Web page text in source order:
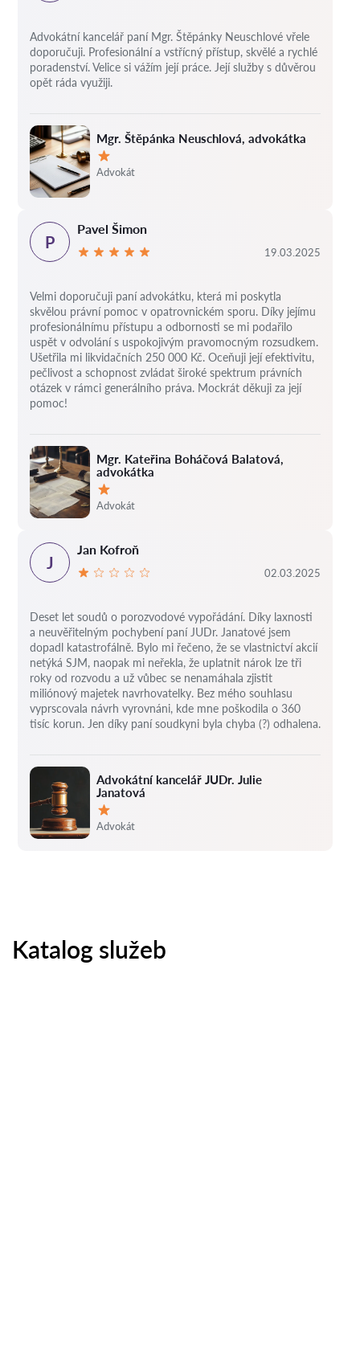
Mgr. Štěpánka Neuschlová, advokátka
Hodnocení:
Advokát
Advokátní kancelář paní Mgr. Štěpánky Neuschlové vřele
doporučuji. Profesionální a vstřícný přístup, skvělé a rychlé
poradenství. Velice si vážím její práce. Její služby s důvěrou
opět ráda využiji.
Mgr. Kateřina Boháčová Balatová,
advokátka
Hodnocení:
Advokát
P
Pavel Šimon
19.03.2025
Velmi doporučuji paní advokátku, která mi poskytla
skvělou právní pomoc v opatrovnickém sporu. Díky jejímu
profesionálnímu přístupu a odbornosti se mi podařilo
uspět v odvolání s uspokojivým pravomocným rozsudkem.
Ušetřila mi likvidačních 250 000 Kč. Oceňuji její efektivitu,
pečlivost a schopnost zvládat široké spektrum právních
otázek v rámci generálního práva. Mockrát děkuji za její
pomoc!
Advokátní kancelář JUDr. Julie
Janatová
Hodnocení:
Advokát
J
Jan Kofroň
02.03.2025
Deset let soudů o porozvodové vypořádání. Díky laxnosti
a neuvěřitelným pochybení paní JUDr. Janatové jsem
dopadl katastrofálně. Bylo mi řečeno, že se vlastnictví akcií
netýká SJM, naopak mi neřekla, že uplatnit nárok lze tři
roky od rozvodu a už vůbec se nenamáhala zjistit
miliónový majetek navrhovatelky. Bez mého souhlasu
vyprscovala návrh vyrovnáni, kde mne poškodila o 360
tisíc korun. Jen díky paní soudkyni byla chyba (?) odhalena.
Katalog služeb